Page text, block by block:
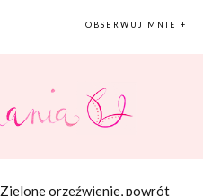
OBSERWUJ MNIE +
Zielone orzeźwienie, powrót